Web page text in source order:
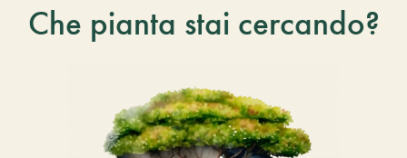
Che pianta stai cercando?